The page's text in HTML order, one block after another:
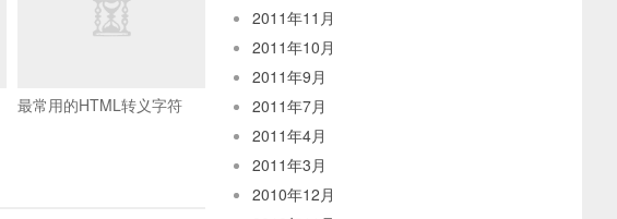
最常用的HTML转义字符
2011年11月
2011年10月
2011年9月
2011年7月
2011年4月
2011年3月
2010年12月